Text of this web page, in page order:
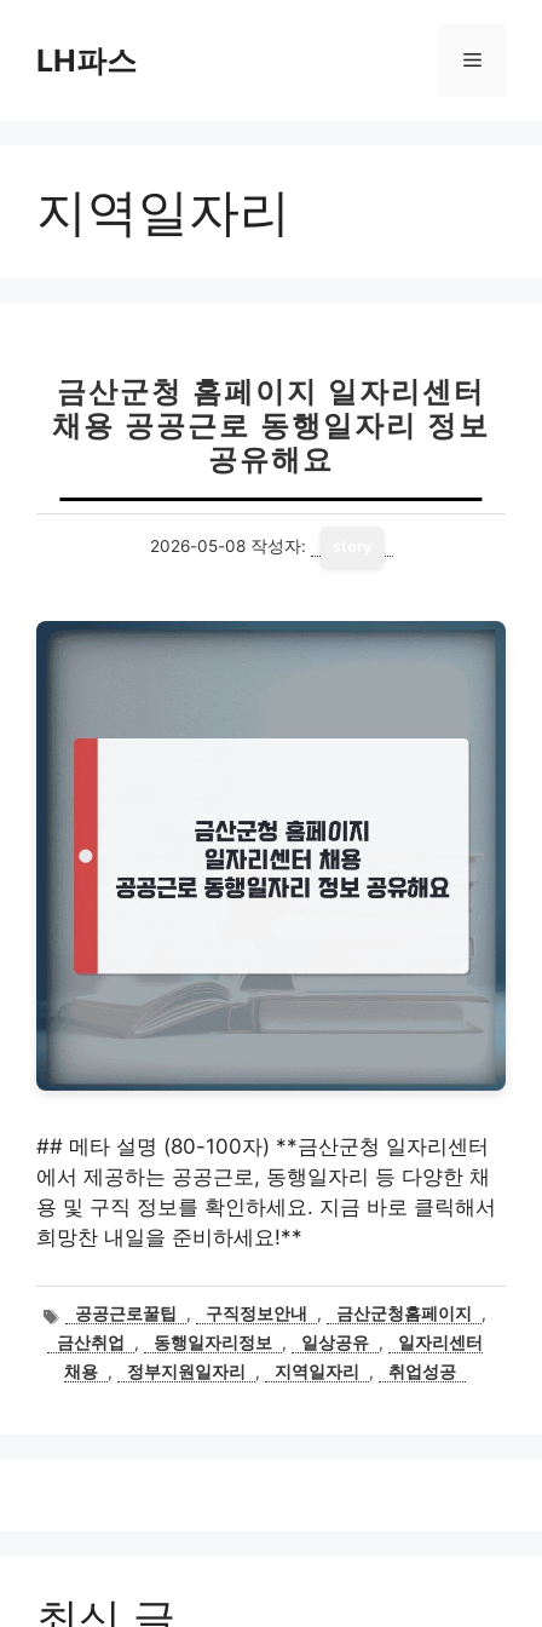
LH파스 메
지역일자리
금산군청 홈페이지 일자리센터
채용 공공근로 동행일자리 정보
공유해요
2026-05-08 작성자:
## 메타 설명 (80-100자) **금산군청 일자리센터
에서 제공하는 공공근로, 동행일자리 등 다양한 채
용 및 구직 정보를 확인하세요. 지금 바로 클릭해서
희망찬 내일을 준비하세요!**
태
그
공공근로꿀팁 , 구직정보안내 , 금산군청홈페이지
,
금산취업
, 동행일자리정보 , 일상공유 ,
일자리센터
채용 , 정부지원일자리 , 지역일자리 , 취업성공